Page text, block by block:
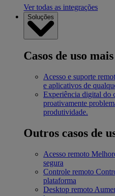
Ver todas as integrações
Soluções
Casos de uso
Acesso e suporte
e aplicativos de
Experiência digital do
proativamente
produtividade.
Outros casos de
Acesso remoto
segura
Controle remoto
plataforma
Desktop remoto